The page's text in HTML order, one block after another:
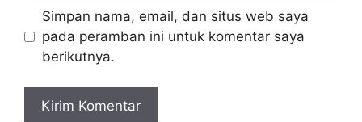
Simpan nama, email, dan situs web saya
pada peramban ini untuk komentar saya
berikutnya.